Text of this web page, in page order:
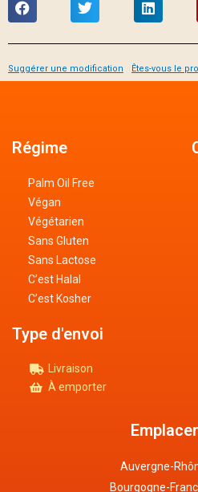
Suggérer une modification Êtes-vous le
Auvergne-
Bourgogne-
Régime
Palm Oil Free
Végan
Végétarien
Sans Gluten
Sans Lactose
C’est Halal
C’est Kosher
Type d'envoi
Livraison
À emporter